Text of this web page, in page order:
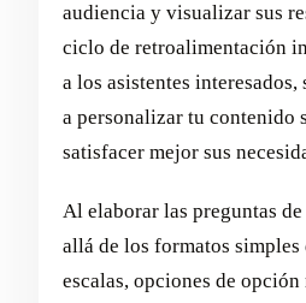
audiencia y visualizar sus
ciclo de retroalimentación
a los asistentes
a personalizar tu contenido
satisfacer mejor sus
Al elaborar las preguntas de
allá de los formatos
escalas, opciones de